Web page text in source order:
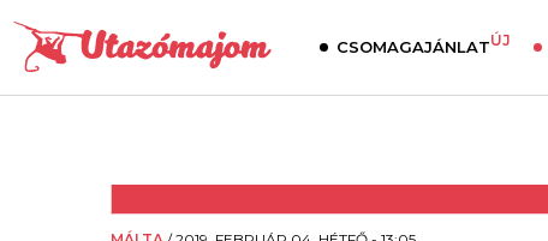
CSOMAGAJÁNLATÚJ